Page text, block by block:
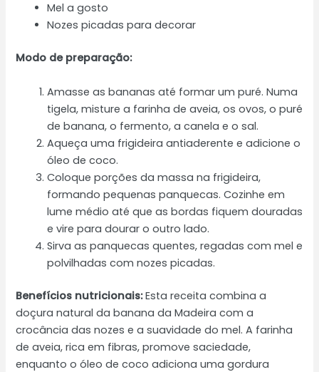
Mel a gosto
Nozes picadas para decorar
Modo de preparação:
Amasse as bananas até formar um puré. Numa
tigela, misture a farinha de aveia, os ovos, o puré
de banana, o fermento, a canela e o sal.
Aqueça uma frigideira antiaderente e adicione o
óleo de coco.
Coloque porções da massa na frigideira,
formando pequenas panquecas. Cozinhe em
lume médio até que as bordas fiquem douradas
e vire para dourar o outro lado.
Sirva as panquecas quentes, regadas com mel e
polvilhadas com nozes picadas.
Benefícios nutricionais:Esta receita combina a
doçura natural da banana da Madeira com a
crocância das nozes e a suavidade do mel. A farinha
de aveia, rica em fibras, promove saciedade,
enquanto o óleo de coco adiciona uma gordura